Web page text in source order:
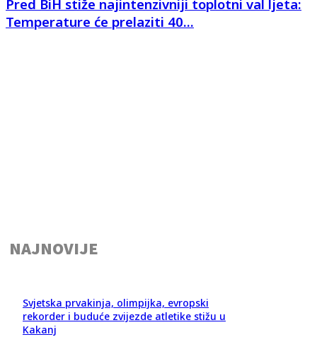
Pred BiH stiže najintenzivniji toplotni val ljeta:
Temperature će prelaziti 40...
NAJNOVIJE
Svjetska prvakinja, olimpijka, evropski
rekorder i buduće zvijezde atletike stižu u
Kakanj